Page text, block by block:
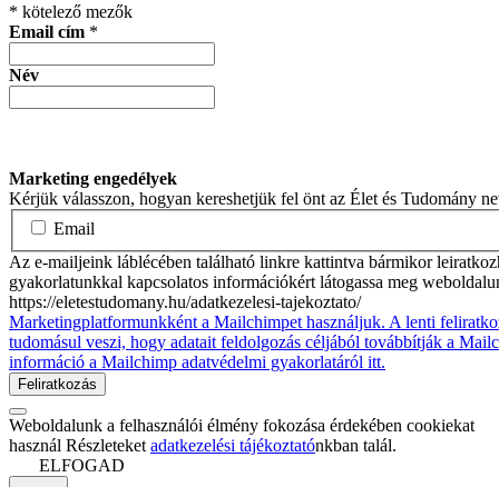
* kötelező mezők
Email cím *
Név
Marketing engedélyek
Kérjük válasszon, hogyan kereshetjük fel önt az Élet és Tudomány
Email
Az e-mailjeink láblécében található linkre kattintva bármikor
gyakorlatunkkal kapcsolatos információkért látogassa meg
https://eletestudomany.hu/adatkezelesi-tajekoztato/
Marketingplatformunkként a Mailchimpet használjuk. A lenti
tudomásul veszi, hogy adatait feldolgozás céljából továbbítják a
információ a Mailchimp adatvédelmi gyakorlatáról itt.
Weboldalunk a felhasználói élmény fokozása érdekében cookiekat
használ Részleteket adatkezelési tájékoztatónkban talál.
ELFOGAD